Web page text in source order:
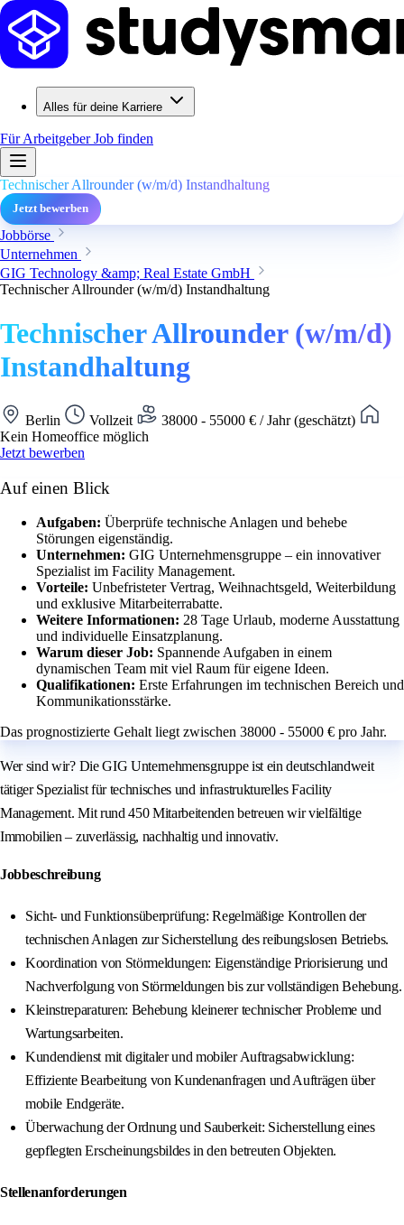
Alles für deine Karriere
Für ArbeitgeberJob finden
Technischer Allrounder (w/m/d) Instandhaltung
Jetzt bewerben
Jobbörse
Unternehmen
GIG Technology &amp; Real Estate GmbH
Technischer Allrounder (w/m/d) Instandhaltung
Technischer Allrounder (w/m/d)
Instandhaltung
Berlin Vollzeit
38000 - 55000 € / Jahr (geschätzt)
Kein Homeoffice möglich
Jetzt bewerben
Auf einen Blick
Aufgaben: Überprüfe technische Anlagen und behebe
Störungen eigenständig.
Unternehmen: GIG Unternehmensgruppe – ein innovativer
Spezialist im Facility Management.
Vorteile: Unbefristeter Vertrag, Weihnachtsgeld, Weiterbildung
und exklusive Mitarbeiterrabatte.
Weitere Informationen: 28 Tage Urlaub, moderne Ausstattung
und individuelle Einsatzplanung.
Warum dieser Job: Spannende Aufgaben in einem
dynamischen Team mit viel Raum für eigene Ideen.
Qualifikationen: Erste Erfahrungen im technischen Bereich und
Kommunikationsstärke.
Das prognostizierte Gehalt liegt zwischen 38000 - 55000 € pro Jahr.
Wer sind wir? Die GIG Unternehmensgruppe ist ein deutschlandweit
tätiger Spezialist für technisches und infrastrukturelles Facility
Management. Mit rund 450 Mitarbeitenden betreuen wir vielfältige
Immobilien – zuverlässig, nachhaltig und innovativ.
Jobbeschreibung
Sicht- und Funktionsüberprüfung: Regelmäßige Kontrollen der
technischen Anlagen zur Sicherstellung des reibungslosen Betriebs.
Koordination von Störmeldungen: Eigenständige Priorisierung und
Nachverfolgung von Störmeldungen bis zur vollständigen Behebung.
Kleinstreparaturen: Behebung kleinerer technischer Probleme und
Wartungsarbeiten.
Kundendienst mit digitaler und mobiler Auftragsabwicklung:
Effiziente Bearbeitung von Kundenanfragen und Aufträgen über
mobile Endgeräte.
Überwachung der Ordnung und Sauberkeit: Sicherstellung eines
gepflegten Erscheinungsbildes in den betreuten Objekten.
Stellenanforderungen